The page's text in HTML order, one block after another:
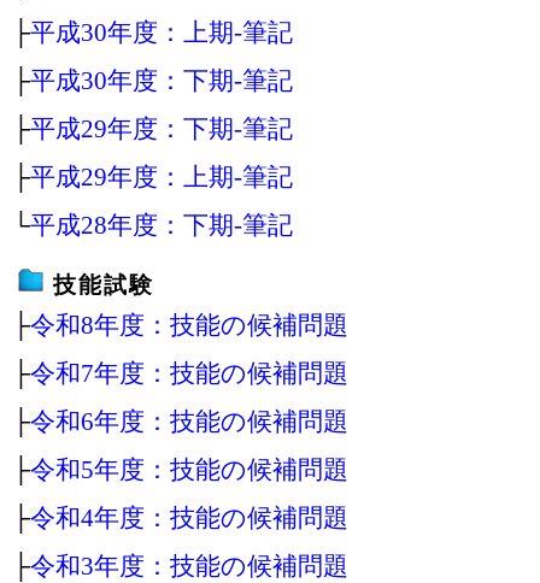
├平成30年度：上期‐筆記
├平成30年度：下期‐筆記
├平成29年度：下期‐筆記
├平成29年度：上期‐筆記
└平成28年度：下期‐筆記
技能試験
├令和8年度：技能の候補問題
├令和7年度：技能の候補問題
├令和6年度：技能の候補問題
├令和5年度：技能の候補問題
├令和4年度：技能の候補問題
├令和3年度：技能の候補問題